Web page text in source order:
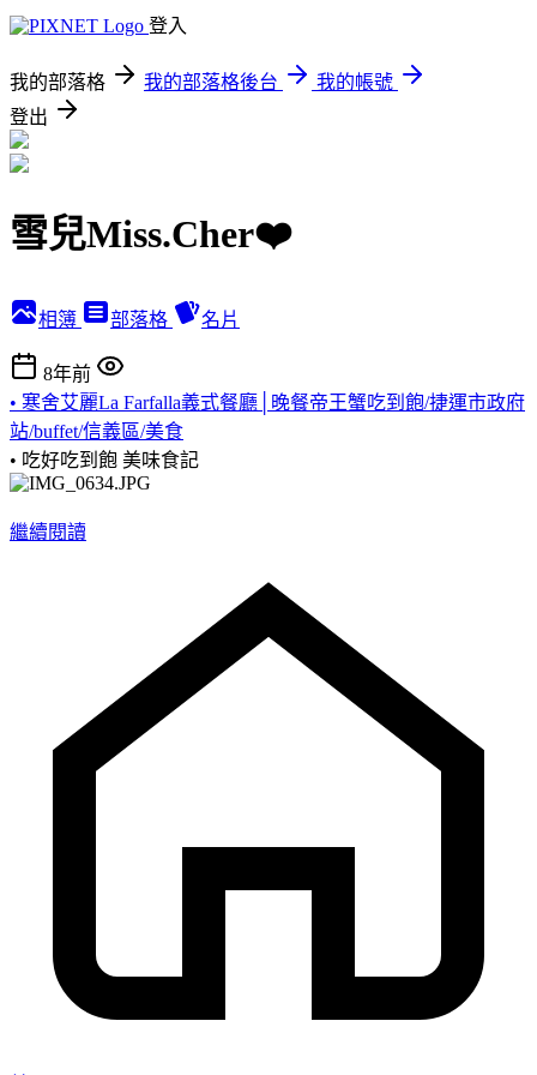
登入
我的部落格 我的部落格後台
我的帳號
登出
雪兒Miss.Cher❤️
相簿 部落格 名片
8年前
• 寒舍艾麗La Farfalla義式餐廳│晚餐帝王蟹吃到飽/捷運市政府
站/buffet/信義區/美食
• 吃好吃到飽 美味食記
繼續閱讀